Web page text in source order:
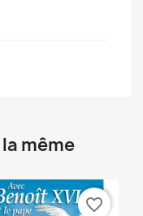
même
favorite_border